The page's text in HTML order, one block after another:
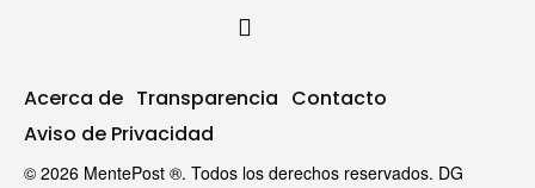
Acerca de Transparencia Contacto
Aviso de Privacidad
© 2026 MentePost ®. Todos los derechos reservados. DG